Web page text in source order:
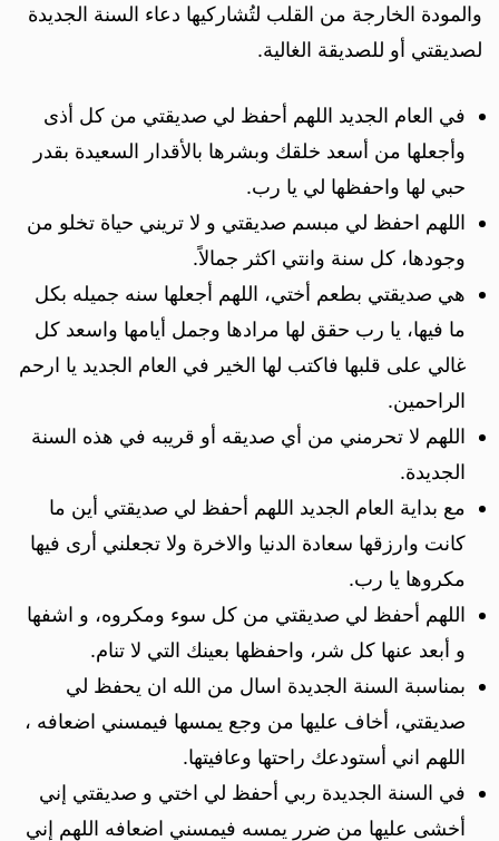
والمودة الخارجة من القلب لتُشاركيها دعاء السنة الجديدة
لصديقتي أو للصديقة الغالية.
في العام الجديد اللهم أحفظ لي صديقتي من كل أذى
وأجعلها من أسعد خلقك وبشرها بالأقدار السعيدة بقدر
حبي لها واحفظها لي يا رب.
اللهم احفظ لي مبسم صديقتي و لا تريني حياة تخلو من
وجودها، كل سنة وانتي اكثر جمالاً.
هي صديقتي بطعم أختي، اللهم أجعلها سنه جميله بكل
ما فيها، يا رب حقق لها مرادها وجمل أيامها واسعد كل
غالي على قلبها فاكتب لها الخير في العام الجديد يا ارحم
الراحمين.
اللهم لا تحرمني من أي صديقه أو قريبه في هذه السنة
الجديدة.
مع بداية العام الجديد اللهم أحفظ لي صديقتي أين ما
كانت وارزقها سعادة الدنيا والاخرة ولا تجعلني أرى فيها
مكروها يا رب.
اللهم أحفظ لي صديقتي من كل سوء ومكروه، و اشفها
و أبعد عنها كل شر، واحفظها بعينك التي ﻻ تنام.
بمناسبة السنة الجديدة اسال من الله ان يحفظ لي
صديقتي، أخاف عليها من وجع يمسها فيمسني اضعافه ،
اللهم اني أستودعك راحتها وعافيتها.
في السنة الجديدة ربي أحفظ لي اختي و صديقتي إني
أخشى عليها من ضرر يمسه فيمسني اضعافه اللهم إني